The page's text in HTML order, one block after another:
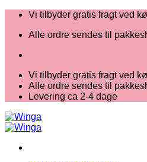
Fortsæt
indhold
Vi tilbyder gratis fragt ved
Alle ordre sendes til
Vi tilbyder gratis fragt ved
Alle ordre sendes til
Levering ca 2-4 dage